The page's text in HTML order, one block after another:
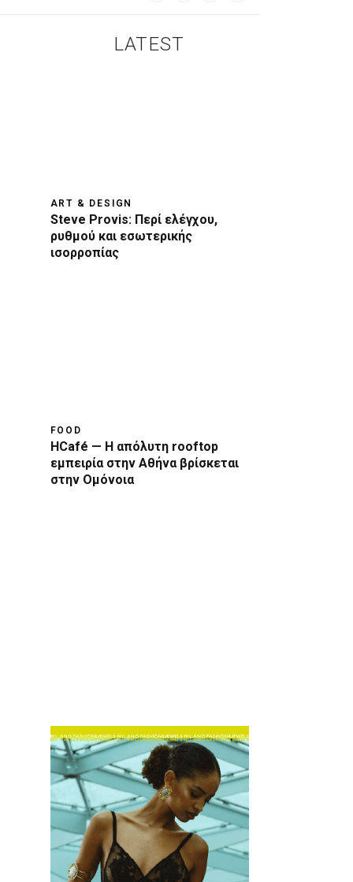
LATEST
ART & DESIGN
Steve Provis: Περί ελέγχου,
ρυθμού και εσωτερικής
ισορροπίας
FOOD
HCafé — Η απόλυτη rooftop
εμπειρία στην Αθήνα βρίσκεται
στην Ομόνοια